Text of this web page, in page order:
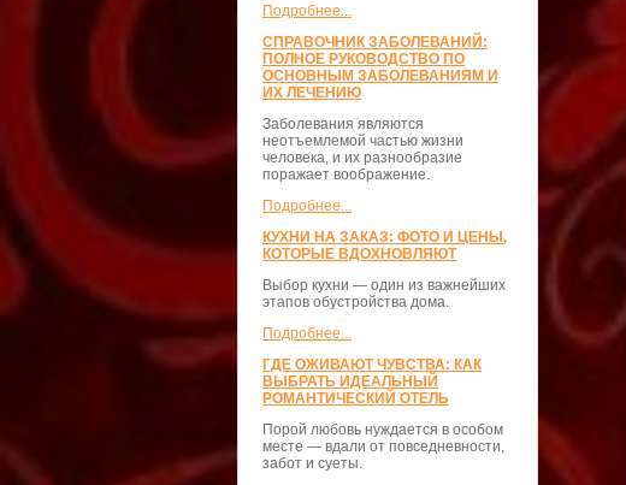
Подробнее...
СПРАВОЧНИК ЗАБОЛЕВАНИЙ:
ПОЛНОЕ РУКОВОДСТВО ПО
ОСНОВНЫМ ЗАБОЛЕВАНИЯМ И
ИХ ЛЕЧЕНИЮ
Заболевания являются
неотъемлемой частью жизни
человека, и их разнообразие
поражает воображение.
Подробнее...
КУХНИ НА ЗАКАЗ: ФОТО И ЦЕНЫ,
КОТОРЫЕ ВДОХНОВЛЯЮТ
Выбор кухни — один из важнейших
этапов обустройства дома.
Подробнее...
ГДЕ ОЖИВАЮТ ЧУВСТВА: КАК
ВЫБРАТЬ ИДЕАЛЬНЫЙ
РОМАНТИЧЕСКИЙ ОТЕЛЬ
Порой любовь нуждается в особом
месте — вдали от повседневности,
забот и суеты.